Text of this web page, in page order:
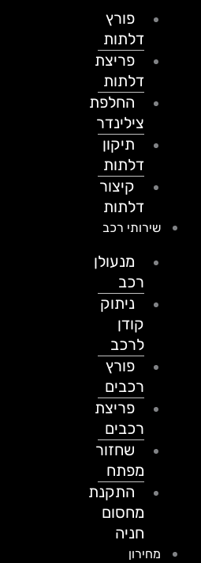
פורץ
דלתות
פריצת
דלתות
החלפת
צילינדר
תיקון
דלתות
קיצור
דלתות
שירותי רכב
מנעולן
ניתוק
לרכב
פורץ
רכבים
פריצת
רכבים
שחזור
מפתח
התקנת
מחסום
חניה
מחירון